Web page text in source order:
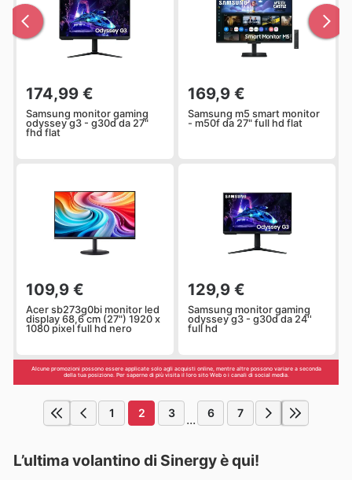
174,99 €
Samsung monitor gaming
odyssey g3 - g30d da 27"
fhd flat
169,9 €
Samsung m5 smart monitor
- m50f da 27" full hd flat
109,9 €
Acer sb273g0bi monitor led
display 68,6 cm (27") 1920 x
1080 pixel full hd nero
129,9 €
Samsung monitor gaming
odyssey g3 - g30d da 24''
full hd
Alcune promozioni possono essere applicate solo agli acquisti online, mentre altre possono variare a seconda
della tua posizione. Per saperne di più visita il loro sito Web o i canali di social media.
1 2 3 ... 6 7
L’ultima volantino di Sinergy è qui!